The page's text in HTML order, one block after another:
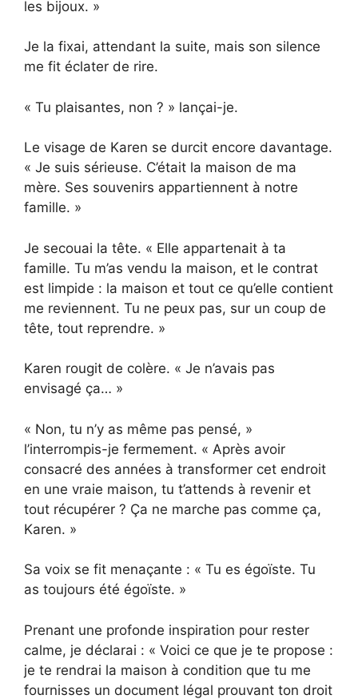
les bijoux. »
Je la fixai, attendant la suite, mais son silence
me fit éclater de rire.
« Tu plaisantes, non ? » lançai-je.
Le visage de Karen se durcit encore davantage.
« Je suis sérieuse. C’était la maison de ma
mère. Ses souvenirs appartiennent à notre
famille. »
Je secouai la tête. « Elle appartenait à ta
famille. Tu m’as vendu la maison, et le contrat
est limpide : la maison et tout ce qu’elle contient
me reviennent. Tu ne peux pas, sur un coup de
tête, tout reprendre. »
Karen rougit de colère. « Je n’avais pas
envisagé ça… »
« Non, tu n’y as même pas pensé, »
l’interrompis-je fermement. « Après avoir
consacré des années à transformer cet endroit
en une vraie maison, tu t’attends à revenir et
tout récupérer ? Ça ne marche pas comme ça,
Karen. »
Sa voix se fit menaçante : « Tu es égoïste. Tu
as toujours été égoïste. »
Prenant une profonde inspiration pour rester
calme, je déclarai : « Voici ce que je te propose :
je te rendrai la maison à condition que tu me
fournisses un document légal prouvant ton droit